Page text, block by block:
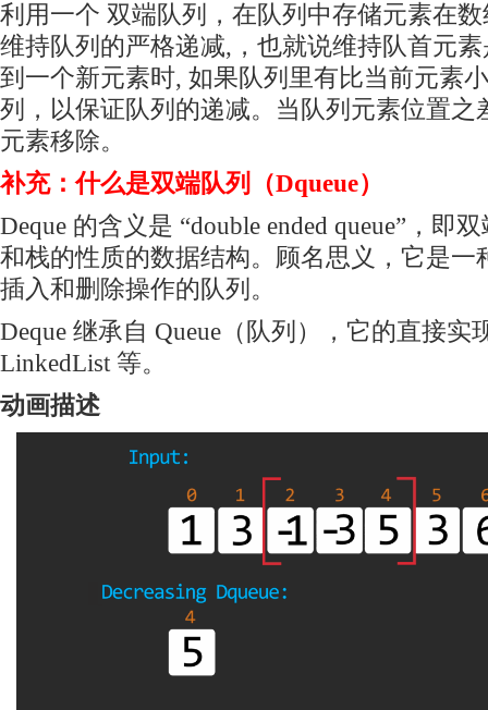
利用一个 双端队列，在队列中存储元素在
维持队列的严格递减,，也就说维持队首元
到一个新元素时, 如果队列里有比当前元素
列，以保证队列的递减。当队列元素位置之
元素移除。
补充：什么是双端队列（Dqueue）
Deque 的含义是 “double ended queue”，即
和栈的性质的数据结构。顾名思义，它是一
插入和删除操作的队列。
Deque 继承自 Queue（队列），它的直接实
LinkedList 等。
动画描述